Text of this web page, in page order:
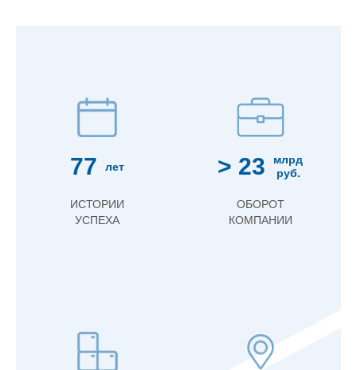
77 лет
ИСТОРИИ
УСПЕХА
> 23
млрд
руб.
ОБОРОТ
КОМПАНИИ